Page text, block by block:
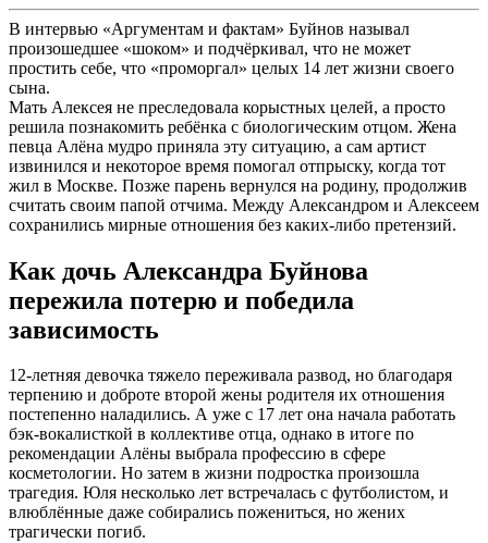
В интервью «Аргументам и фактам» Буйнов называл
произошедшее «шоком» и подчёркивал, что не может
простить себе, что «проморгал» целых 14 лет жизни своего
сына.
Мать Алексея не преследовала корыстных целей, а просто
решила познакомить ребёнка с биологическим отцом. Жена
певца Алёна мудро приняла эту ситуацию, а сам артист
извинился и некоторое время помогал отпрыску, когда тот
жил в Москве. Позже парень вернулся на родину, продолжив
считать своим папой отчима. Между Александром и Алексеем
сохранились мирные отношения без каких-либо претензий.
Как дочь Александра Буйнова
пережила потерю и победила
зависимость
12-летняя девочка тяжело переживала развод, но благодаря
терпению и доброте второй жены родителя их отношения
постепенно наладились. А уже с 17 лет она начала работать
бэк-вокалисткой в коллективе отца, однако в итоге по
рекомендации Алёны выбрала профессию в сфере
косметологии. Но затем в жизни подростка произошла
трагедия. Юля несколько лет встречалась с футболистом, и
влюблённые даже собирались пожениться, но жених
трагически погиб.